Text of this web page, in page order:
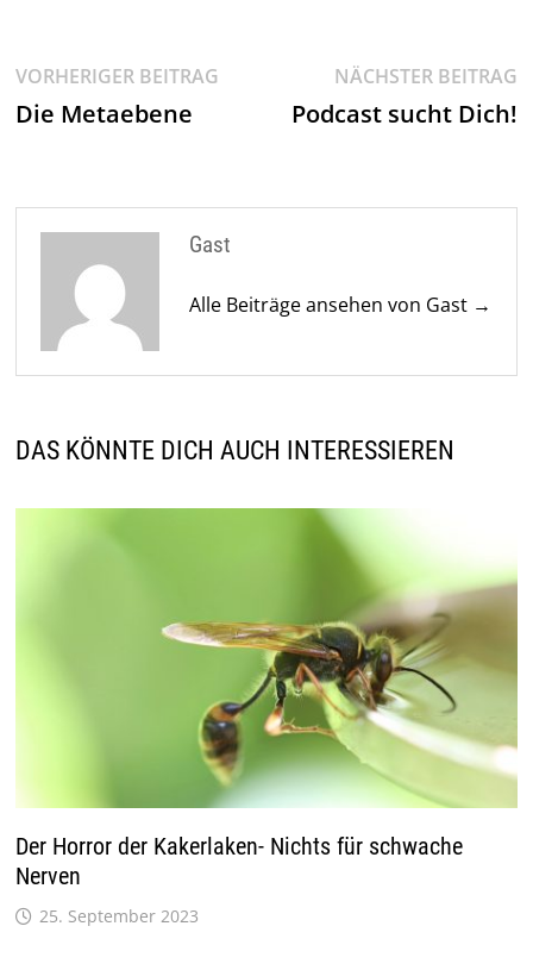
Beitragsnavigation
VORHERIGER BEITRAGVorheriger
Die Metaebene
NÄCHSTER BEITRAG
Podcast sucht Dich!
Gast
Alle Beiträge ansehen von Gast →
DAS KÖNNTE DICH AUCH INTERESSIEREN
Der Horror der Kakerlaken- Nichts für schwache
Nerven
25. September 2023